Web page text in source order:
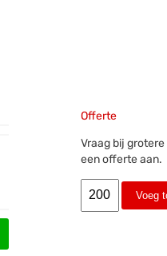
Offerte
Vraag bij
een offerte aan.
Voeg